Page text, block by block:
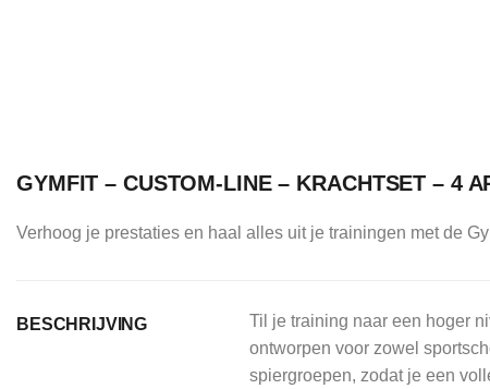
GYMFIT – CUSTOM-LINE – KRACHTSET – 4
Verhoog je prestaties en haal alles uit je trainingen met de
BESCHRIJVING
Til je training naar een hoger
ontworpen voor zowel
spiergroepen, zodat je een